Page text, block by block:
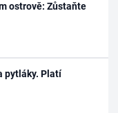
ostrově: Zůstaňte
pytláky. Platí